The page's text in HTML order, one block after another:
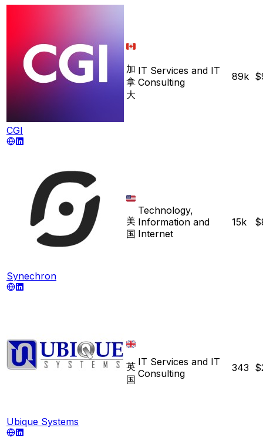
CGI
加
拿
大
IT Services and IT
Consulting
89k
Synechron
美
国
Technology,
Information and
Internet
15k
Ubique Systems
英
国
IT Services and IT
Consulting
343